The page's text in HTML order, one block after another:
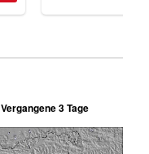
Vergangene 3 Tage